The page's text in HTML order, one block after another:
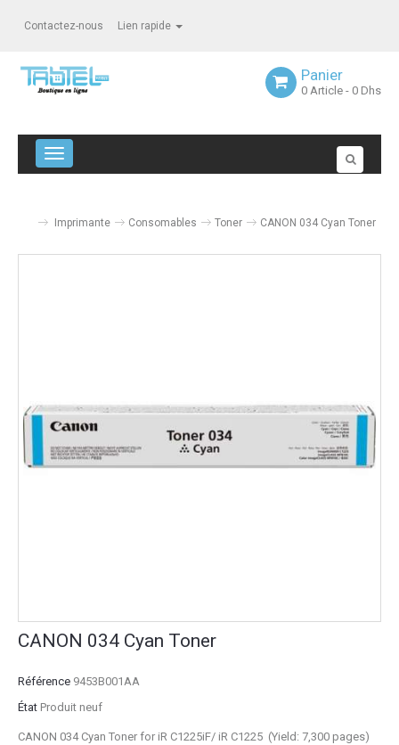
Contactez-nous Lien rapide
Panier
0 Article - 0 Dhs
Navigation bascule
Imprimante Consomables Toner CANON 034 Cyan Toner
CANON 034 Cyan Toner
Référence 9453B001AA
État Produit neuf
CANON 034 Cyan Toner for iR C1225iF/ iR C1225 (Yield: 7,300 pages)